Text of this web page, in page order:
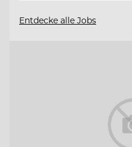
Entdecke alle Jobs